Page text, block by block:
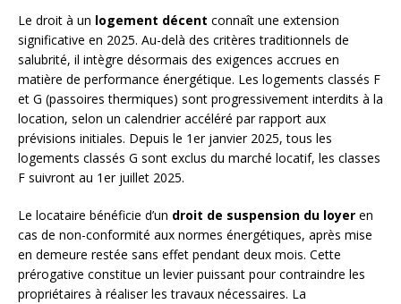
Le droit à un logement décent connaît une extension
significative en 2025. Au-delà des critères traditionnels de
salubrité, il intègre désormais des exigences accrues en
matière de performance énergétique. Les logements classés F
et G (passoires thermiques) sont progressivement interdits à la
location, selon un calendrier accéléré par rapport aux
prévisions initiales. Depuis le 1er janvier 2025, tous les
logements classés G sont exclus du marché locatif, les classes
F suivront au 1er juillet 2025.
Le locataire bénéficie d’un droit de suspension du loyer en
cas de non-conformité aux normes énergétiques, après mise
en demeure restée sans effet pendant deux mois. Cette
prérogative constitue un levier puissant pour contraindre les
propriétaires à réaliser les travaux nécessaires. La